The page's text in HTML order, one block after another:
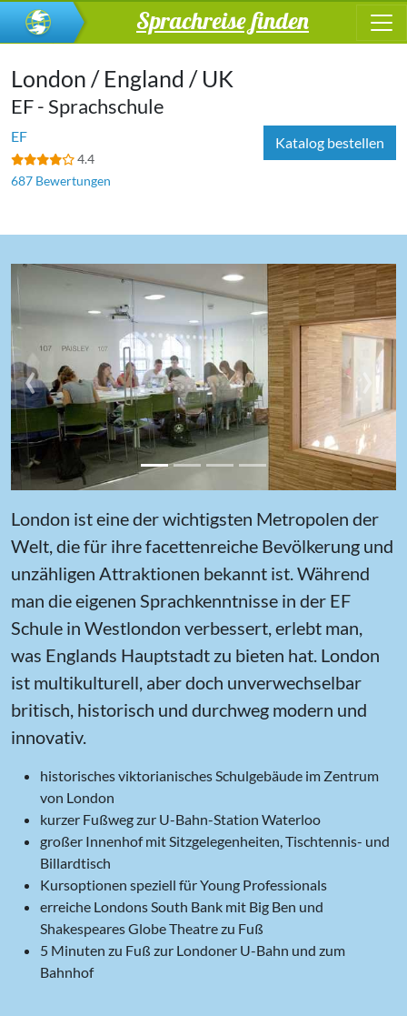
Sprachreise finden
London / England / UK
EF - Sprachschule
EF
4.4
687 Bewertungen
Katalog bestellen
‹ ›
London ist eine der wichtigsten Metropolen der
Welt, die für ihre facettenreiche Bevölkerung und
unzähligen Attraktionen bekannt ist. Während
man die eigenen Sprachkenntnisse in der EF
Schule in Westlondon verbessert, erlebt man,
was Englands Hauptstadt zu bieten hat. London
ist multikulturell, aber doch unverwechselbar
britisch, historisch und durchweg modern und
innovativ.
historisches viktorianisches Schulgebäude im Zentrum
von London
kurzer Fußweg zur U-Bahn-Station Waterloo
großer Innenhof mit Sitzgelegenheiten, Tischtennis- und
Billardtisch
Kursoptionen speziell für Young Professionals
erreiche Londons South Bank mit Big Ben und
Shakespeares Globe Theatre zu Fuß
5 Minuten zu Fuß zur Londoner U-Bahn und zum
Bahnhof